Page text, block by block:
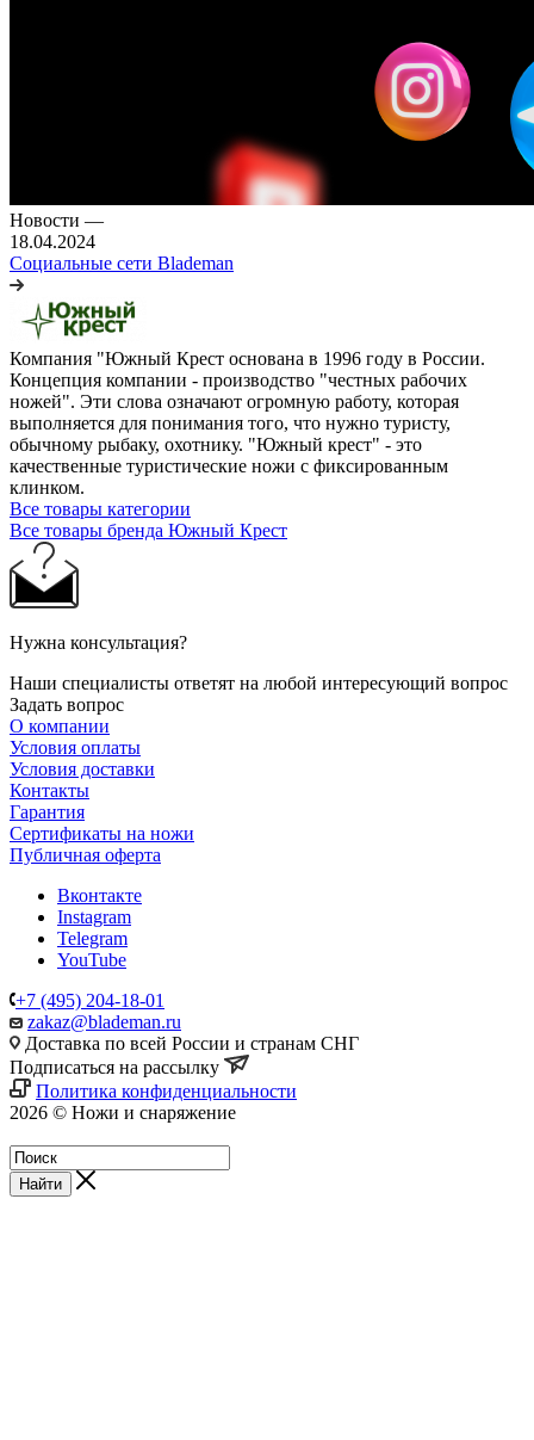
Новости —
18.04.2024
Социальные сети Blademan
Компания "Южный Крест основана в 1996 году в России.
Концепция компании - производство "честных рабочих
ножей". Эти слова означают огромную работу, которая
выполняется для понимания того, что нужно туристу,
обычному рыбаку, охотнику. "Южный крест" - это
качественные туристические ножи с фиксированным
клинком.
Все товары категории
Все товары бренда Южный Крест
Нужна консультация?
Наши специалисты ответят на любой интересующий вопрос
Задать вопрос
О компании
Условия оплаты
Условия доставки
Контакты
Гарантия
Сертификаты на ножи
Публичная оферта
Вконтакте
Instagram
Telegram
YouTube
+7 (495) 204-18-01
zakaz@blademan.ru
Доставка по всей России и странам СНГ
Подписаться на рассылку
Политика конфиденциальности
2026 © Ножи и снаряжение
Найти